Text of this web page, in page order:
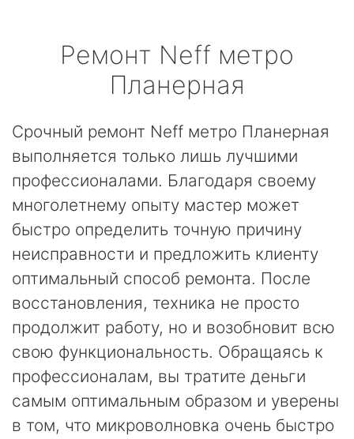
Ремонт Neff метро
Планерная
Срочный ремонт Neff метро Планерная
выполняется только лишь лучшими
профессионалами. Благодаря своему
многолетнему опыту мастер может
быстро определить точную причину
неисправности и предложить клиенту
оптимальный способ ремонта. После
восстановления, техника не просто
продолжит работу, но и возобновит всю
свою функциональность. Обращаясь к
профессионалам, вы тратите деньги
самым оптимальным образом и уверены
в том, что микроволновка очень быстро